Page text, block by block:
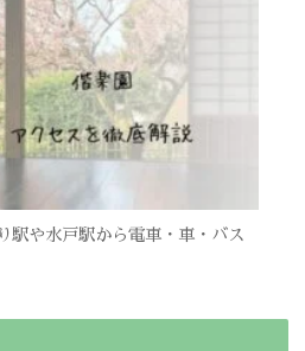
駅や水戸駅から電車・車・バス